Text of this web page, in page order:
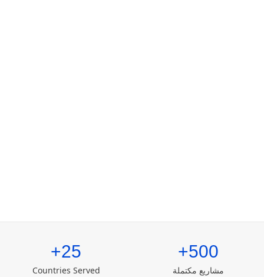
500+
مشاريع مكتملة
25+
Countries Served